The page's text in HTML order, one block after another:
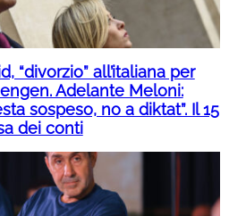
“divorzio” all’italiana per
Adelante Meloni:
sospeso, no a diktat”. Il 15
dei conti